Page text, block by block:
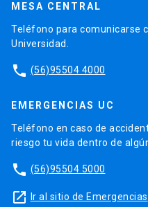
MESA CENTRAL
Teléfono para comunicarse
Universidad.
phone (56)95504 4000
EMERGENCIAS UC
Teléfono en caso de
riesgo tu vida dentro de
phone (56)95504 5000
launch Ir al sitio de Emergencias